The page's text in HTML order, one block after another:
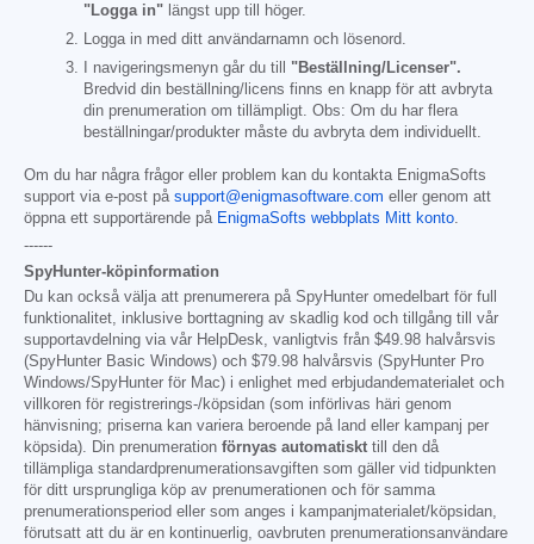
"Logga in" längst upp till höger.
Logga in med ditt användarnamn och lösenord.
I navigeringsmenyn går du till "Beställning/Licenser".
Bredvid din beställning/licens finns en knapp för att avbryta
din prenumeration om tillämpligt. Obs: Om du har flera
beställningar/produkter måste du avbryta dem individuellt.
Om du har några frågor eller problem kan du kontakta EnigmaSofts
support via e-post på support@enigmasoftware.com eller genom att
öppna ett supportärende på EnigmaSofts webbplats Mitt konto.
------
SpyHunter-köpinformation
Du kan också välja att prenumerera på SpyHunter omedelbart för full
funktionalitet, inklusive borttagning av skadlig kod och tillgång till vår
supportavdelning via vår HelpDesk, vanligtvis från $49.98 halvårsvis
(SpyHunter Basic Windows) och $79.98 halvårsvis (SpyHunter Pro
Windows/SpyHunter för Mac) i enlighet med erbjudandematerialet och
villkoren för registrerings-/köpsidan (som införlivas häri genom
hänvisning; priserna kan variera beroende på land eller kampanj per
köpsida). Din prenumeration förnyas automatiskt till den då
tillämpliga standardprenumerationsavgiften som gäller vid tidpunkten
för ditt ursprungliga köp av prenumerationen och för samma
prenumerationsperiod eller som anges i kampanjmaterialet/köpsidan,
förutsatt att du är en kontinuerlig, oavbruten prenumerationsanvändare